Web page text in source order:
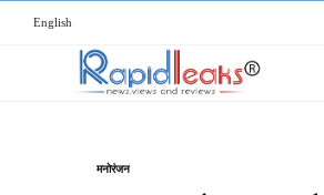
English
मनोरंजन